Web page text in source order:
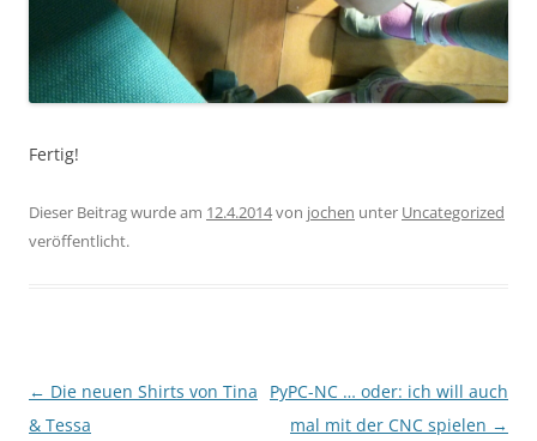
Fertig!
Dieser Beitrag wurde am 12.4.2014von jochen unter Uncategorized
veröffentlicht.
Beitragsnavigation
← Die neuen Shirts von Tina
& Tessa
PyPC-NC … oder: ich will auch
mal mit der CNC spielen →